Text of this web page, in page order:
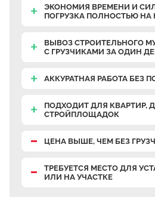
Каменное Тяжино
Зелёная Слобода
Ильинское
Редькино
Ждановское
ЭКОНОМИЯ ВРЕМЕНИ И
ПОГРУЗКА ПОЛНОСТЬЮ НА
ВЫВОЗ СТРОИТЕЛЬНОГО
С ГРУЗЧИКАМИ ЗА ОДИН
АККУРАТНАЯ РАБОТА БЕЗ
ПОДХОДИТ ДЛЯ КВАРТИР,
СТРОЙПЛОЩАДОК
ЦЕНА ВЫШЕ, ЧЕМ БЕЗ
ТРЕБУЕТСЯ МЕСТО ДЛЯ
ИЛИ НА УЧАСТКЕ